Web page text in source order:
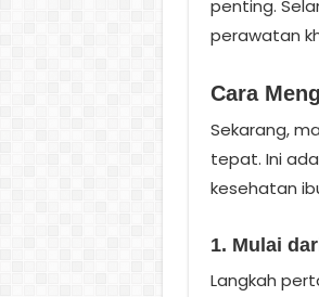
penting.
perawatan
Cara
Sekarang,
tepat. Ini
kesehatan
1. Mulai
Langkah